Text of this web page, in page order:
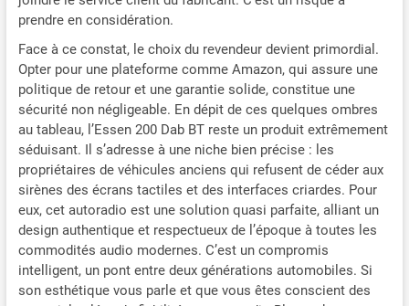
prendre en considération.
Face à ce constat, le choix du revendeur devient primordial.
Opter pour une plateforme comme Amazon, qui assure une
politique de retour et une garantie solide, constitue une
sécurité non négligeable. En dépit de ces quelques ombres
au tableau, l’Essen 200 Dab BT reste un produit extrêmement
séduisant. Il s’adresse à une niche bien précise : les
propriétaires de véhicules anciens qui refusent de céder aux
sirènes des écrans tactiles et des interfaces criardes. Pour
eux, cet autoradio est une solution quasi parfaite, alliant un
design authentique et respectueux de l’époque à toutes les
commodités audio modernes. C’est un compromis
intelligent, un pont entre deux générations automobiles. Si
son esthétique vous parle et que vous êtes conscient des